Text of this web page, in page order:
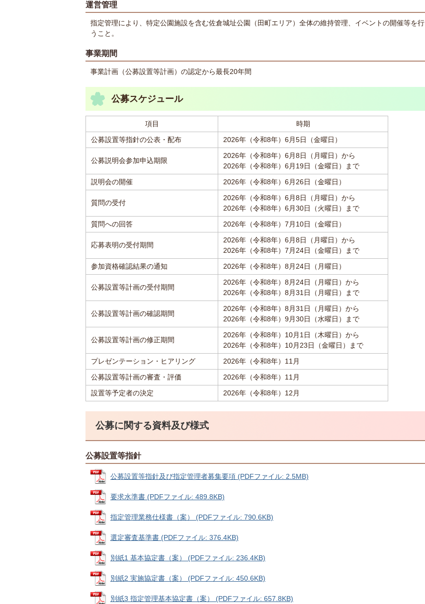
運営管理
指定管理により、特定公園施設を含む佐倉城址公園（田町エリア）全体の維持管理、イベントの開催等を行
うこと。
事業期間
事業計画（公募設置等計画）の認定から最長20年間
公募スケジュール
項目
時期
公募設置等指針の公表・配布
2026年（令和8年）6月5日（金曜日）
公募説明会参加申込期限
2026年（令和8年）6月8日（月曜日）から
2026年（令和8年）6月19日（金曜日）まで
説明会の開催
2026年（令和8年）6月26日（金曜日）
質問の受付
2026年（令和8年）6月8日（月曜日）から
2026年（令和8年）6月30日（火曜日）まで
質問への回答
2026年（令和8年）7月10日（金曜日）
応募表明の受付期間
2026年（令和8年）6月8日（月曜日）から
2026年（令和8年）7月24日（金曜日）まで
参加資格確認結果の通知
2026年（令和8年）8月24日（月曜日）
公募設置等計画の受付期間
2026年（令和8年）8月24日（月曜日）から
2026年（令和8年）8月31日（月曜日）まで
公募設置等計画の確認期間
2026年（令和8年）8月31日（月曜日）から
2026年（令和8年）9月30日（水曜日）まで
公募設置等計画の修正期間
2026年（令和8年）10月1日（木曜日）から
2026年（令和8年）10月23日（金曜日）まで
プレゼンテーション・ヒアリング
2026年（令和8年）11月
公募設置等計画の審査・評価
2026年（令和8年）11月
設置等予定者の決定
2026年（令和8年）12月
公募に関する資料及び様式
公募設置等指針
公募設置等指針及び指定管理者募集要項 (PDFファイル: 2.5MB)
要求水準書 (PDFファイル: 489.8KB)
指定管理業務仕様書（案） (PDFファイル: 790.6KB)
選定審査基準書 (PDFファイル: 376.4KB)
別紙1 基本協定書（案） (PDFファイル: 236.4KB)
別紙2 実施協定書（案） (PDFファイル: 450.6KB)
別紙3 指定管理基本協定書（案） (PDFファイル: 657.8KB)